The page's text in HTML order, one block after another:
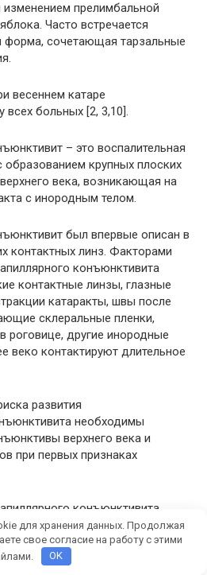
изменением прелимбальной
Часто встречается
форма, сочетающая тарзальные
весеннем катаре
всех больных [2, 3,10].
– это воспалительная
крупных плоских
века, возникающая на
с инородным телом.
был впервые описан в
контактных линз. Факторами
конъюнктивита
контактные линзы, глазные
катаракты, швы после
склеральные пленки,
роговице, другие инородные
веко контактируют длительное
развития
необходимы
верхнего века и
при первых признаках
конъюнктивита
раздражением конъюнктивы
факторов риска развития
для хранения данных. Продолжая
свое согласие на работу с этими
OK